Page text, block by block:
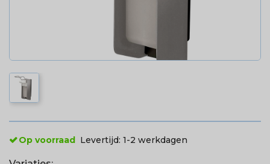
Op voorraad Levertijd: 1-2 werkdagen